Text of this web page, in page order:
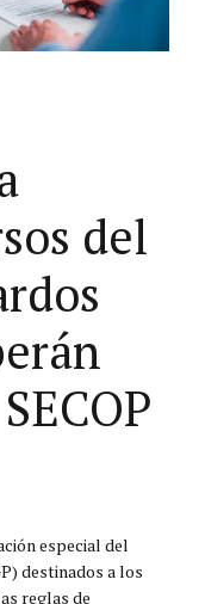
del
especial del
destinados a los
reglas de